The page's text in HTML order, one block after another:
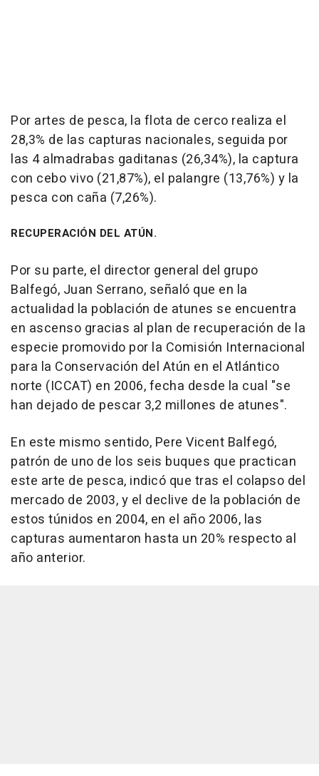
Por artes de pesca, la flota de cerco realiza el
28,3% de las capturas nacionales, seguida por
las 4 almadrabas gaditanas (26,34%), la captura
con cebo vivo (21,87%), el palangre (13,76%) y la
pesca con caña (7,26%).
RECUPERACIÓN DEL ATÚN.
Por su parte, el director general del grupo
Balfegó, Juan Serrano, señaló que en la
actualidad la población de atunes se encuentra
en ascenso gracias al plan de recuperación de la
especie promovido por la Comisión Internacional
para la Conservación del Atún en el Atlántico
norte (ICCAT) en 2006, fecha desde la cual "se
han dejado de pescar 3,2 millones de atunes".
En este mismo sentido, Pere Vicent Balfegó,
patrón de uno de los seis buques que practican
este arte de pesca, indicó que tras el colapso del
mercado de 2003, y el declive de la población de
estos túnidos en 2004, en el año 2006, las
capturas aumentaron hasta un 20% respecto al
año anterior.